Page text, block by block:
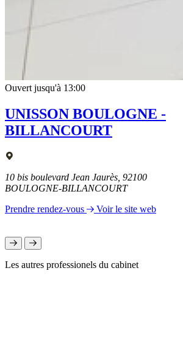
Ouvert jusqu'à 13:00
UNISSON BOULOGNE -
BILLANCOURT
10 bis boulevard Jean Jaurès, 92100
BOULOGNE-BILLANCOURT
Prendre rendez-vous
Voir le site web
Les autres professionels du cabinet